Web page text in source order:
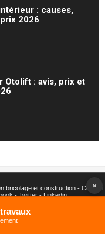
: causes,
2026
Otolift : avis, prix et
bricolage et construction - Contact
-Twitter- Linkedin
×